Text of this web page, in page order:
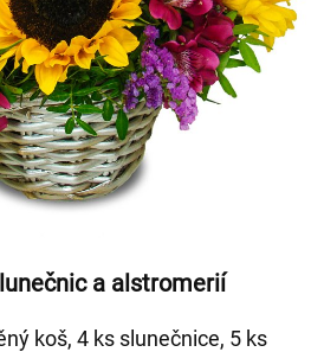
a alstromerií
koš, 4 ks slunečnice, 5 ks